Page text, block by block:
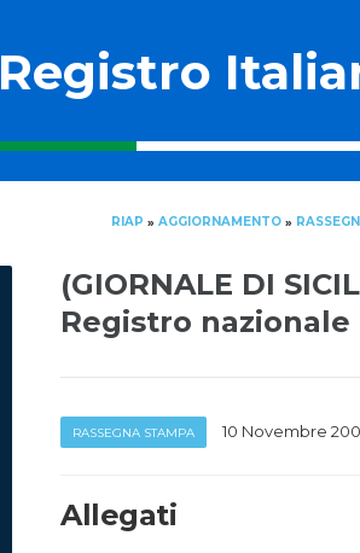
Registro
RIAP » AGGIORNAMENTO »
(GIORNALE DI
Registro nazionale
RASSEGNA STAMPA 10 Novembre
Allegati